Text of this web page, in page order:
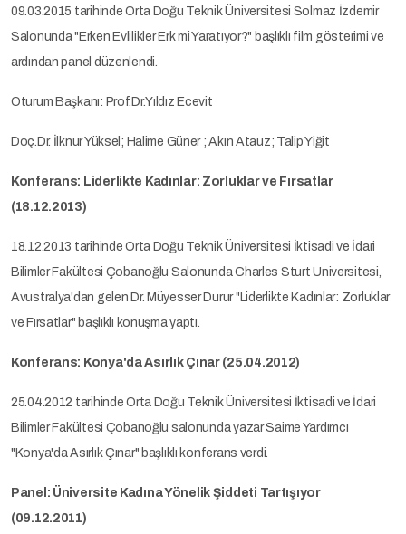
09.03.2015 tarihinde Orta Doğu Teknik Üniversitesi Solmaz İzdemir
Salonunda "Erken Evlilikler Erk mi Yaratıyor?" başlıklı film gösterimi ve
ardından panel düzenlendi.
Oturum Başkanı: Prof.Dr.Yıldız Ecevit
Doç.Dr. İlknur Yüksel; Halime Güner ; Akın Atauz; Talip Yiğit
Konferans: Liderlikte Kadınlar: Zorluklar ve Fırsatlar
(18.12.2013)
18.12.2013 tarihinde Orta Doğu Teknik Üniversitesi İktisadi ve İdari
Bilimler Fakültesi Çobanoğlu Salonunda Charles Sturt Universitesi,
Avustralya'dan gelen Dr. Müyesser Durur "Liderlikte Kadınlar: Zorluklar
ve Fırsatlar" başlıklı konuşma yaptı.
Konferans: Konya'da Asırlık Çınar (25.04.2012)
25.04.2012 tarihinde Orta Doğu Teknik Üniversitesi İktisadi ve İdari
Bilimler Fakültesi Çobanoğlu salonunda yazar Saime Yardımcı
"Konya'da Asırlık Çınar" başlıklı konferans verdi.
Panel: Üniversite Kadına Yönelik Şiddeti Tartışıyor
(09.12.2011)